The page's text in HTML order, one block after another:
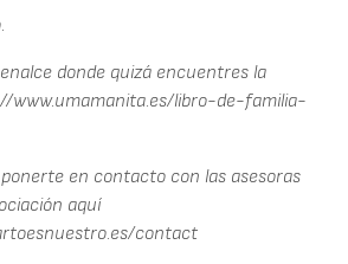
donde quizá encuentres la
www.umamanita.es/libro-de-familia-
en contacto con las asesoras
aquí
contact